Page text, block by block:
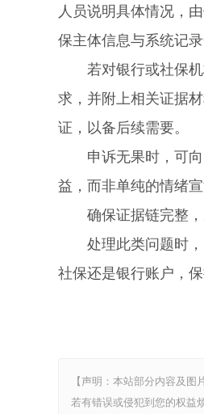
人员说明具体情况，
保主体信息与系统记
若对银行或社保机
求，并附上相关证据
证，以备后续需要。
申诉无果时，可向
益，而非单纯的情绪宣
确保证据链完整，
处理此类问题时，
社保还是银行账户，
【声明：本站部分内容及
若有错误或侵犯到您的权益